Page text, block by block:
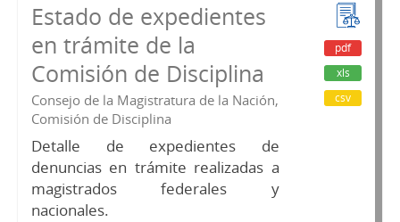
Estado de expedientes
en trámite de la
Comisión de Disciplina
Consejo de la Magistratura de la Nación,
Comisión de Disciplina
Detalle de expedientes de
denuncias en trámite realizadas a
magistrados federales y
nacionales.
pdf
xls
csv